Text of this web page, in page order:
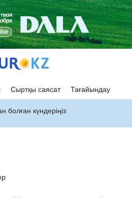
Сыртқы саясат Тағайындау
болған күндеріңіз